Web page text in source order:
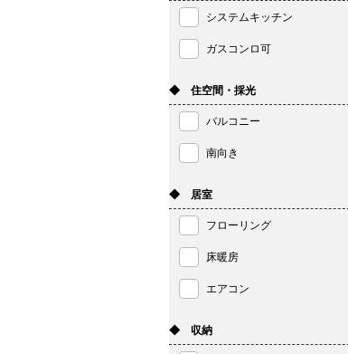
システムキッチン
ガスコンロ可
◆ 住空間・採光
バルコニー
南向き
◆ 居室
フローリング
床暖房
エアコン
◆ 収納